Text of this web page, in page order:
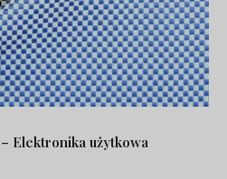
Elektronika użytkowa